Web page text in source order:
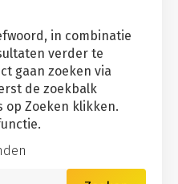
in combinatie
verder te
gaan zoeken via
de zoekbalk
op Zoeken klikken.